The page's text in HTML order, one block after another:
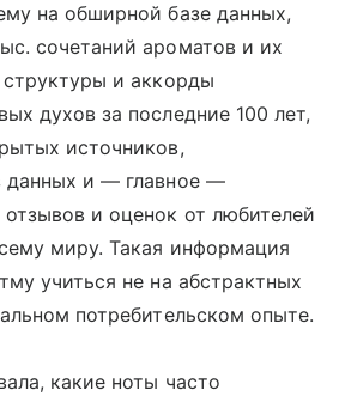
на обширной базе данных,
сочетаний ароматов и их
и аккорды
духов за последние 100 лет,
источников,
данных и ― главное ―
и оценок от любителей
миру. Такая информация
учиться не на абстрактных
потребительском опыте.
какие ноты часто